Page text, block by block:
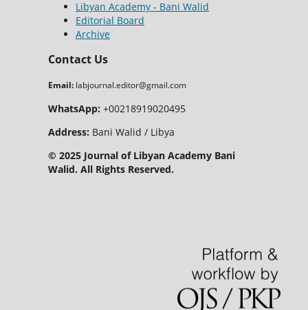
Libyan Academy - Bani Walid
Editorial Board
Archive
Contact Us
Email: labjournal.editor@gmail.com
WhatsApp: +00218919020495
Address: Bani Walid / Libya
© 2025 Journal of Libyan Academy Bani
Walid. All Rights Reserved.